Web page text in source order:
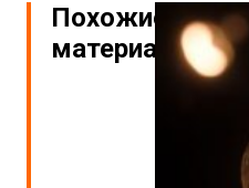
Похожие
материалы